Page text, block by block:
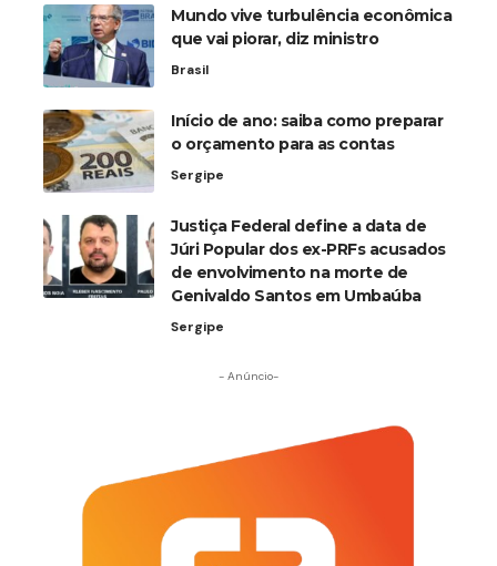
Mundo vive turbulência econômica
que vai piorar, diz ministro
Brasil
Início de ano: saiba como preparar
o orçamento para as contas
Sergipe
Justiça Federal define a data de
Júri Popular dos ex-PRFs acusados
de envolvimento na morte de
Genivaldo Santos em Umbaúba
Sergipe
- Anúncio-